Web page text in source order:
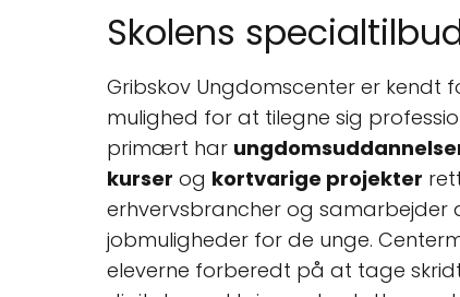
Skolens
Gribskov Ungdomscenter er kendt
mulighed for at tilegne sig
primært har
kurser og kortvarige projekter
erhvervsbrancher og samarbejder
jobmuligheder for de unge.
eleverne forberedt på at tage